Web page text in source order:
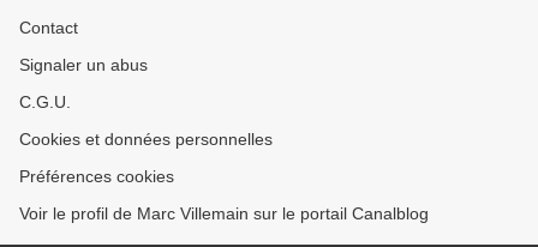
Contact
Signaler un abus
C.G.U.
Cookies et données personnelles
Préférences cookies
Voir le profil de Marc Villemain sur le portail Canalblog